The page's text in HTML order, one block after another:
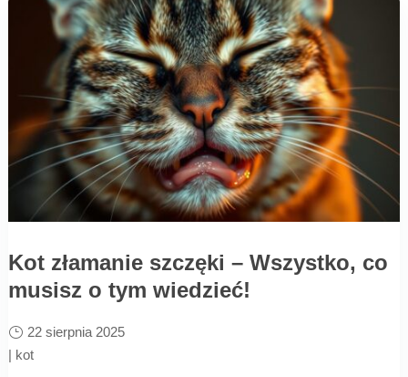
Kot złamanie szczęki – Wszystko, co
musisz o tym wiedzieć!
22 sierpnia 2025
| kot